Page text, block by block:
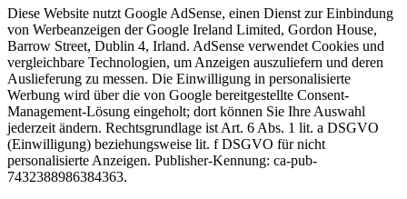
Diese Website nutzt Google AdSense, einen Dienst zur Einbindung
von Werbeanzeigen der Google Ireland Limited, Gordon House,
Barrow Street, Dublin 4, Irland. AdSense verwendet Cookies und
vergleichbare Technologien, um Anzeigen auszuliefern und deren
Auslieferung zu messen. Die Einwilligung in personalisierte
Werbung wird über die von Google bereitgestellte Consent-
Management-Lösung eingeholt; dort können Sie Ihre Auswahl
jederzeit ändern. Rechtsgrundlage ist Art. 6 Abs. 1 lit. a DSGVO
(Einwilligung) beziehungsweise lit. f DSGVO für nicht
personalisierte Anzeigen. Publisher-Kennung: ca-pub-
7432388986384363.